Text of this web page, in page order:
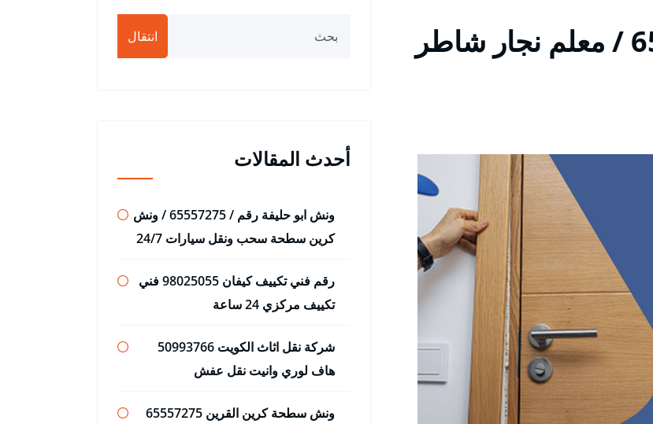
أول نجار القرين / 65523233 / معلم نجار شاطر
انتقال
أحدث المقالات
ونش ابو حليفة رقم / 65557275 / ونش
كرين سطحة سحب ونقل سيارات 24/7
رقم فني تكييف كيفان 98025055 فني
تكييف مركزي 24 ساعة
شركة نقل اثاث الكويت 50993766
هاف لوري وانيت نقل عفش
ونش سطحة كرين القرين 65557275